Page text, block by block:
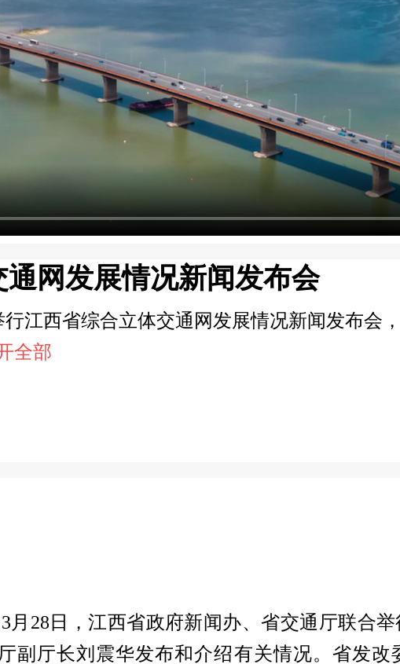
网发展情况新闻发布会
行江西省综合立体交通网发展情况新闻发布会
全部
月28日，江西省政府新闻办、省交通厅联合
副厅长刘震华发布和介绍有关情况。省发改